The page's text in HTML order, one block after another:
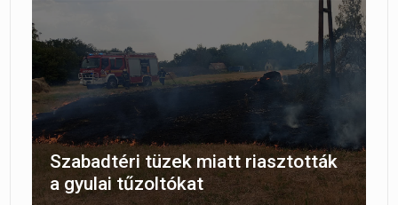
Szabadtéri tüzek miatt riasztották
a gyulai tűzoltókat